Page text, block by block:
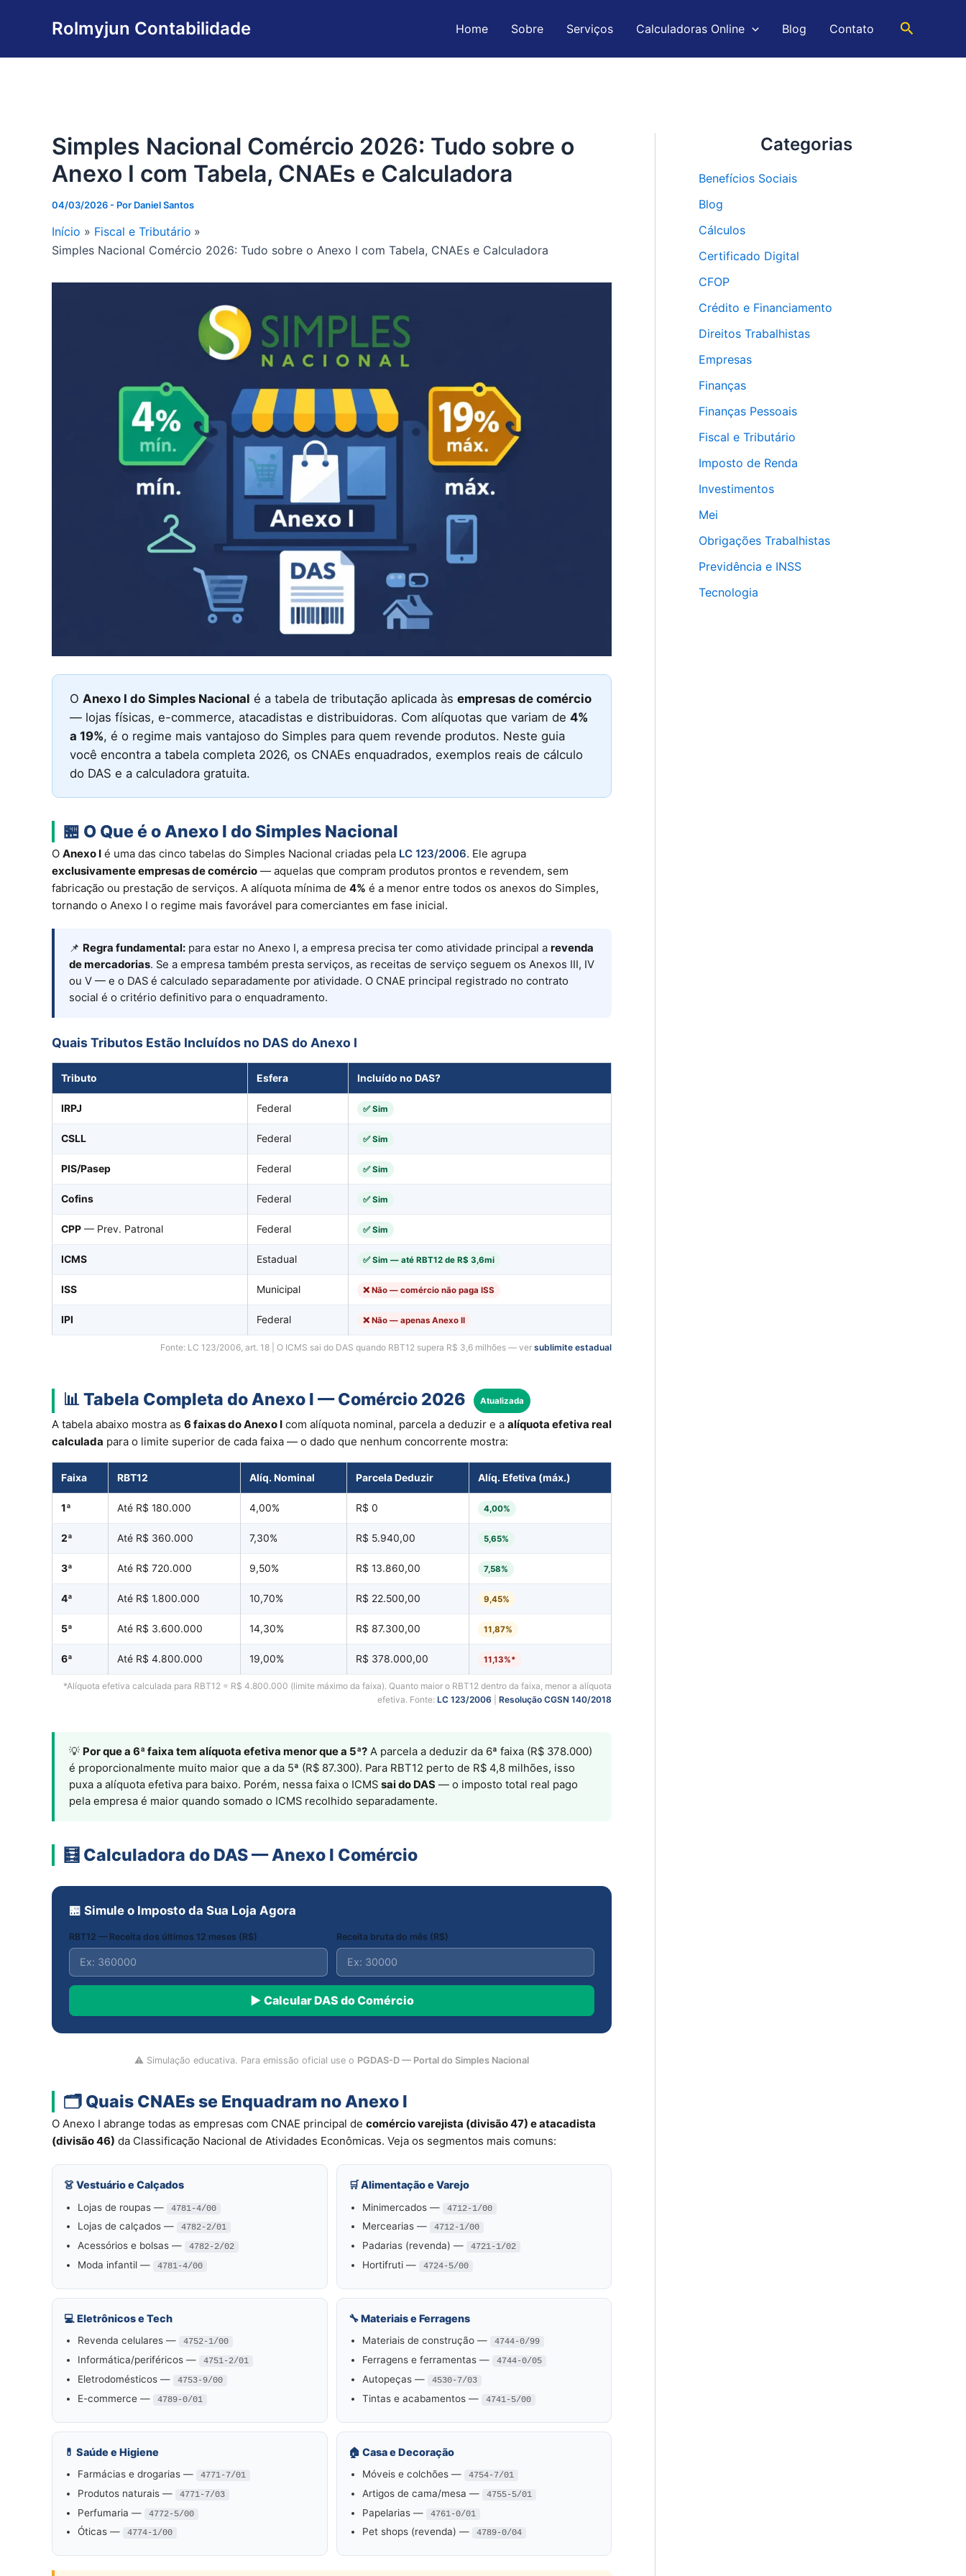
Rolmyjun Contabilidade Home Sobre Serviços Calculadoras Online Blog Contato Pesquisar
Simples Nacional Comércio 2026: Tudo sobre o
Anexo I com Tabela, CNAEs e Calculadora
04/03/2026- Por Daniel Santos
Início
Fiscal e Tributário
Simples Nacional Comércio 2026: Tudo sobre o Anexo I com Tabela, CNAEs e Calculadora
O Anexo I do Simples Nacional é a tabela de tributação aplicada às empresas de comércio
— lojas físicas, e-commerce, atacadistas e distribuidoras. Com alíquotas que variam de 4%
a 19%, é o regime mais vantajoso do Simples para quem revende produtos. Neste guia
você encontra a tabela completa 2026, os CNAEs enquadrados, exemplos reais de cálculo
do DAS e a calculadora gratuita.
🏪 O Que é o Anexo I do Simples Nacional
O Anexo I é uma das cinco tabelas do Simples Nacional criadas pela LC 123/2006. Ele agrupa
exclusivamente empresas de comércio — aquelas que compram produtos prontos e revendem, sem
fabricação ou prestação de serviços. A alíquota mínima de 4% é a menor entre todos os anexos do Simples,
tornando o Anexo I o regime mais favorável para comerciantes em fase inicial.
📌 Regra fundamental: para estar no Anexo I, a empresa precisa ter como atividade principal a revenda
de mercadorias. Se a empresa também presta serviços, as receitas de serviço seguem os Anexos III, IV
ou V — e o DAS é calculado separadamente por atividade. O CNAE principal registrado no contrato
social é o critério definitivo para o enquadramento.
Quais Tributos Estão Incluídos no DAS do Anexo I
Tributo Esfera Incluído no DAS?
IRPJ Federal ✅ Sim
CSLL Federal ✅ Sim
PIS/Pasep Federal ✅ Sim
Cofins Federal ✅ Sim
CPP — Prev. Patronal Federal ✅ Sim
ICMS Estadual ✅ Sim — até RBT12 de R$ 3,6mi
ISS Municipal ❌ Não — comércio não paga ISS
IPI Federal ❌ Não — apenas Anexo II
Fonte: LC 123/2006, art. 18 | O ICMS sai do DAS quando RBT12 supera R$ 3,6 milhões — ver sublimite estadual
📊 Tabela Completa do Anexo I — Comércio 2026 Atualizada
A tabela abaixo mostra as 6 faixas do Anexo I com alíquota nominal, parcela a deduzir e a alíquota efetiva real
calculada para o limite superior de cada faixa — o dado que nenhum concorrente mostra:
Faixa RBT12 Alíq. Nominal Parcela Deduzir Alíq. Efetiva (máx.)
1ª Até R$ 180.000 4,00% R$ 0 4,00%
2ª Até R$ 360.000 7,30% R$ 5.940,00 5,65%
3ª Até R$ 720.000 9,50% R$ 13.860,00 7,58%
4ª Até R$ 1.800.000 10,70% R$ 22.500,00 9,45%
5ª Até R$ 3.600.000 14,30% R$ 87.300,00 11,87%
6ª Até R$ 4.800.000 19,00% R$ 378.000,00 11,13%*
*Alíquota efetiva calculada para RBT12 = R$ 4.800.000 (limite máximo da faixa). Quanto maior o RBT12 dentro da faixa, menor a alíquota
efetiva. Fonte: LC 123/2006 Resolução CGSN 140/2018
💡 Por que a 6ª faixa tem alíquota efetiva menor que a 5ª? A parcela a deduzir da 6ª faixa (R$ 378.000)
é proporcionalmente muito maior que a da 5ª (R$ 87.300). Para RBT12 perto de R$ 4,8 milhões, isso
puxa a alíquota efetiva para baixo. Porém, nessa faixa o ICMS sai do DAS — o imposto total real pago
pela empresa é maior quando somado o ICMS recolhido separadamente.
🧮 Calculadora do DAS — Anexo I Comércio
🏪 Simule o Imposto da Sua Loja Agora
RBT12 — Receita dos últimos 12 meses (R$) Receita bruta do mês (R$)
▶ Calcular DAS do Comércio
⚠️ Simulação educativa. Para emissão oficial use o PGDAS-D — Portal do Simples Nacional
🗂️ Quais CNAEs se Enquadram no Anexo I
O Anexo I abrange todas as empresas com CNAE principal de comércio varejista (divisão 47) e atacadista
(divisão 46) da Classificação Nacional de Atividades Econômicas. Veja os segmentos mais comuns:
👗 Vestuário e Calçados
Lojas de roupas — 4781-4/00
Lojas de calçados — 4782-2/01
Acessórios e bolsas — 4782-2/02
Moda infantil — 4781-4/00
🛒 Alimentação e Varejo
Minimercados — 4712-1/00
Mercearias — 4712-1/00
Padarias (revenda) — 4721-1/02
Hortifruti — 4724-5/00
💻 Eletrônicos e Tech
Revenda celulares — 4752-1/00
Informática/periféricos — 4751-2/01
Eletrodomésticos — 4753-9/00
E-commerce — 4789-0/01
🔧 Materiais e Ferragens
Materiais de construção — 4744-0/99
Ferragens e ferramentas — 4744-0/05
Autopeças — 4530-7/03
Tintas e acabamentos — 4741-5/00
💊 Saúde e Higiene
Farmácias e drogarias — 4771-7/01
Produtos naturais — 4771-7/03
Perfumaria — 4772-5/00
Óticas — 4774-1/00
🏠 Casa e Decoração
Móveis e colchões — 4754-7/01
Artigos de cama/mesa — 4755-5/01
Papelarias — 4761-0/01
Pet shops (revenda) — 4789-0/04
Categorias
Benefícios Sociais
Blog
Cálculos
Certificado Digital
CFOP
Crédito e Financiamento
Direitos Trabalhistas
Empresas
Finanças
Finanças Pessoais
Fiscal e Tributário
Imposto de Renda
Investimentos
Mei
Obrigações Trabalhistas
Previdência e INSS
Tecnologia